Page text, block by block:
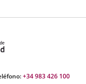
+34 983 426 100